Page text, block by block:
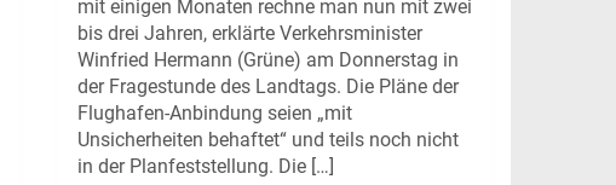
mit einigen Monaten rechne man nun mit zwei
bis drei Jahren, erklärte Verkehrsminister
Winfried Hermann (Grüne) am Donnerstag in
der Fragestunde des Landtags. Die Pläne der
Flughafen-Anbindung seien „mit
Unsicherheiten behaftet“ und teils noch nicht
in der Planfeststellung. Die […]